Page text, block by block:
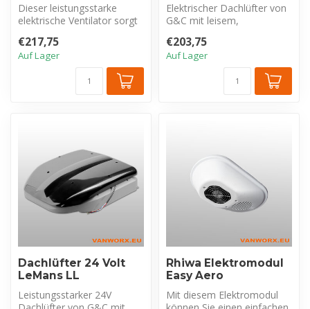
Dieser leistungsstarke
elektrische Ventilator sorgt
Luftstrom...
€217,75
Auf Lager
Elektrischer Dachlüfter von
G&C mit leisem,
und Verbrauc...
€203,75
Auf Lager
Dachlüfter 24 Volt
LeMans LL
Leistungsstarker 24V
Rhiwa Elektromodul
Easy Aero
Mit diesem Elektromodul